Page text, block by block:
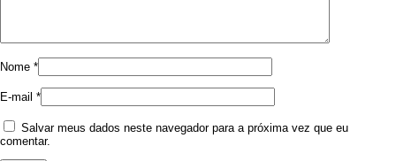
Nome *
E-mail *
Salvar meus dados neste navegador para a próxima vez que eu
comentar.